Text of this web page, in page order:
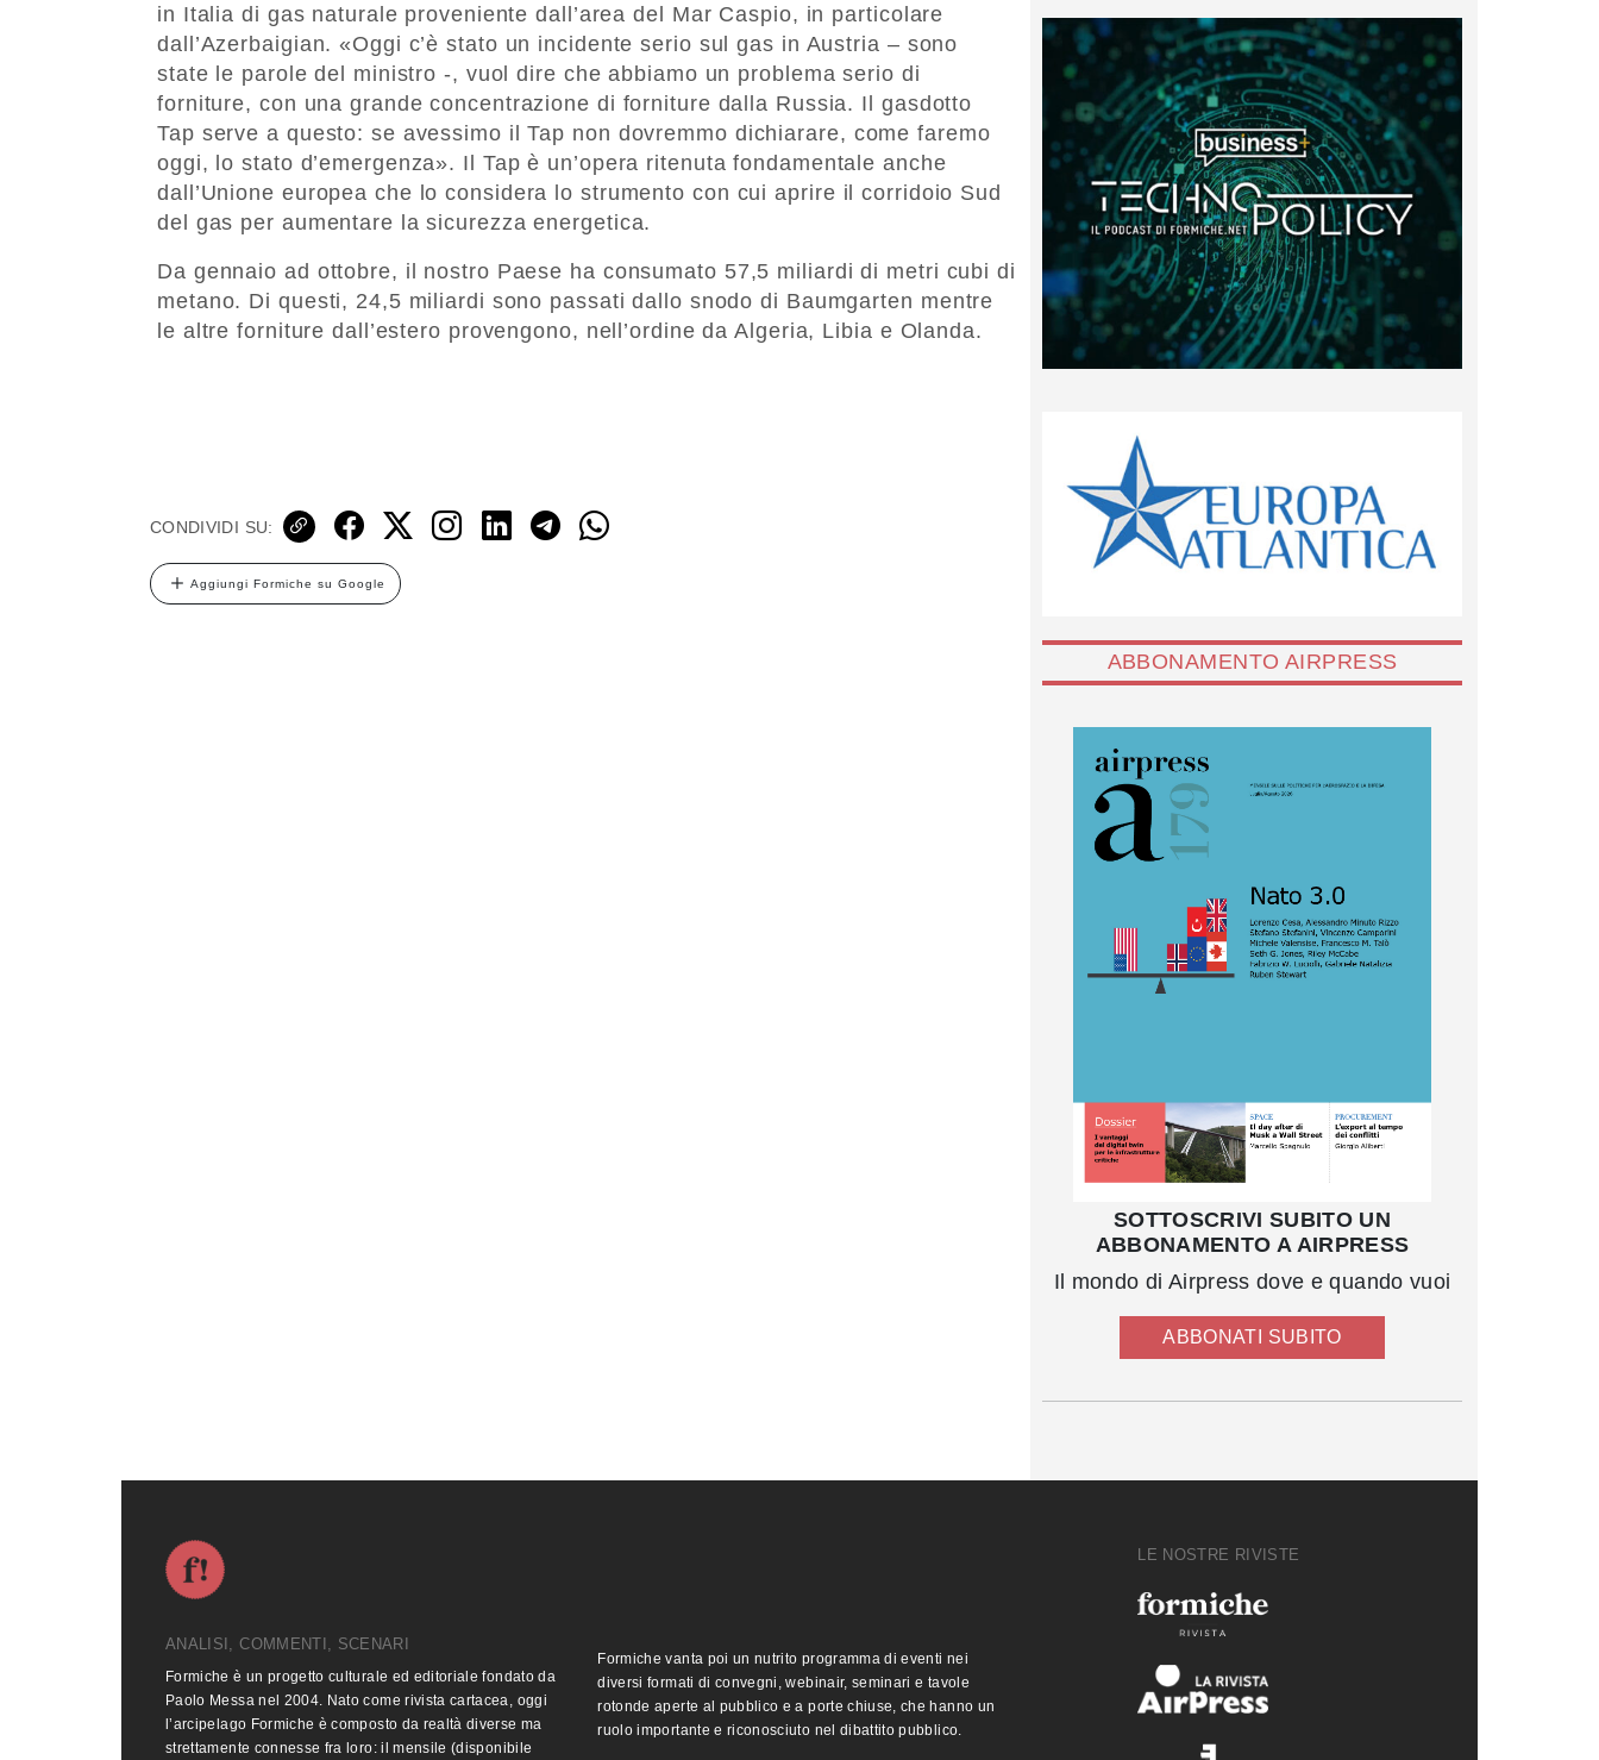
in Italia di gas naturale proveniente dall’area del Mar Caspio, in particolare
dall’Azerbaigian. «Oggi c’è stato un incidente serio sul gas in Austria – sono
state le parole del ministro -, vuol dire che abbiamo un problema serio di
forniture, con una grande concentrazione di forniture dalla Russia. Il gasdotto
Tap serve a questo: se avessimo il Tap non dovremmo dichiarare, come faremo
oggi, lo stato d’emergenza». Il Tap è un’opera ritenuta fondamentale anche
dall’Unione europea che lo considera lo strumento con cui aprire il corridoio Sud
del gas per aumentare la sicurezza energetica.
Da gennaio ad ottobre, il nostro Paese ha consumato 57,5 miliardi di metri cubi di
metano. Di questi, 24,5 miliardi sono passati dallo snodo di Baumgarten mentre
le altre forniture dall’estero provengono, nell’ordine da Algeria, Libia e Olanda.
CONDIVIDI SU:
Aggiungi Formiche su Google
ABBONAMENTO AIRPRESS
SOTTOSCRIVI SUBITO UN
ABBONAMENTO A AIRPRESS
Il mondo di Airpress dove e quando vuoi
ABBONATI SUBITO
ANALISI, COMMENTI, SCENARI
Formiche è un progetto culturale ed editoriale fondato da
Paolo Messa nel 2004. Nato come rivista cartacea, oggi
l’arcipelago Formiche è composto da realtà diverse ma
strettamente connesse fra loro: il mensile (disponibile
Formiche vanta poi un nutrito programma di eventi nei
diversi formati di convegni, webinair, seminari e tavole
rotonde aperte al pubblico e a porte chiuse, che hanno un
ruolo importante e riconosciuto nel dibattito pubblico.
LE NOSTRE RIVISTE